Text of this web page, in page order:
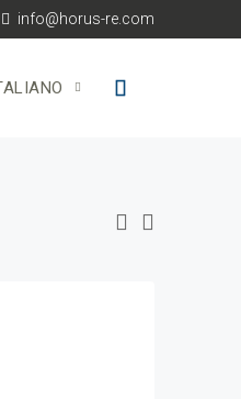
info@horus-re.com